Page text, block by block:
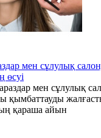
мен сұлулық
өсуі
мен сұлулық
қымбаттауды
қараша айын